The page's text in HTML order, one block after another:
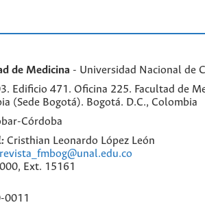
de Medicina - Universidad Nacional de
Edificio 471. Oficina 225. Facultad de
(Sede Bogotá). Bogotá. D.C., Colombia
Córdoba
Cristhian Leonardo López León
revista_fmbog@unal.edu.co
Ext. 15161
0011